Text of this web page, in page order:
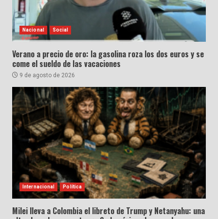
Nacional Social
Verano a precio de oro: la gasolina roza los dos euros y se
come el sueldo de las vacaciones
9 de agosto de 2026
Internacional Política
Milei lleva a Colombia el libreto de Trump y Netanyahu: una